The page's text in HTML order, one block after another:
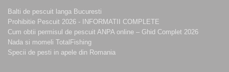
Balti de pescuit langa Bucuresti
Prohibitie Pescuit 2026 - INFORMATII COMPLETE
Cum obtii permisul de pescuit ANPA online – Ghid Complet 2026
Nada si momeli TotalFishing
Specii de pesti in apele din Romania